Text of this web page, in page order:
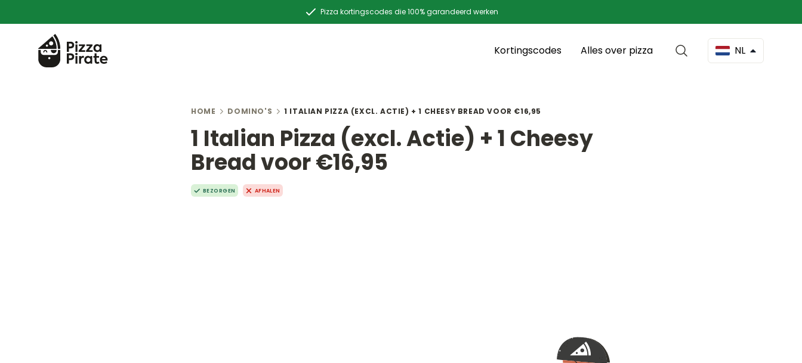
Pizza kortingscodes die 100% garandeerd werken
Kortingscodes Alles over pizza NL
HOME DOMINO'S 1 ITALIAN PIZZA (EXCL. ACTIE) + 1 CHEESY BREAD VOOR €16,95
1 Italian Pizza (excl. Actie) + 1 Cheesy
Bread voor €16,95
BEZORGEN AFHALEN